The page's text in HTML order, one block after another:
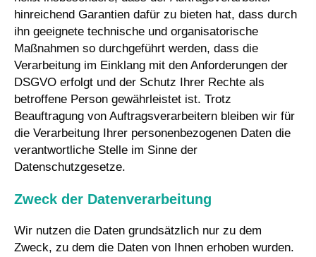
hinreichend Garantien dafür zu bieten hat, dass durch
ihn geeignete technische und organisatorische
Maßnahmen so durchgeführt werden, dass die
Verarbeitung im Einklang mit den Anforderungen der
DSGVO erfolgt und der Schutz Ihrer Rechte als
betroffene Person gewährleistet ist. Trotz
Beauftragung von Auftragsverarbeitern bleiben wir für
die Verarbeitung Ihrer personenbezogenen Daten die
verantwortliche Stelle im Sinne der
Datenschutzgesetze.
Zweck der Datenverarbeitung
Wir nutzen die Daten grundsätzlich nur zu dem
Zweck, zu dem die Daten von Ihnen erhoben wurden.